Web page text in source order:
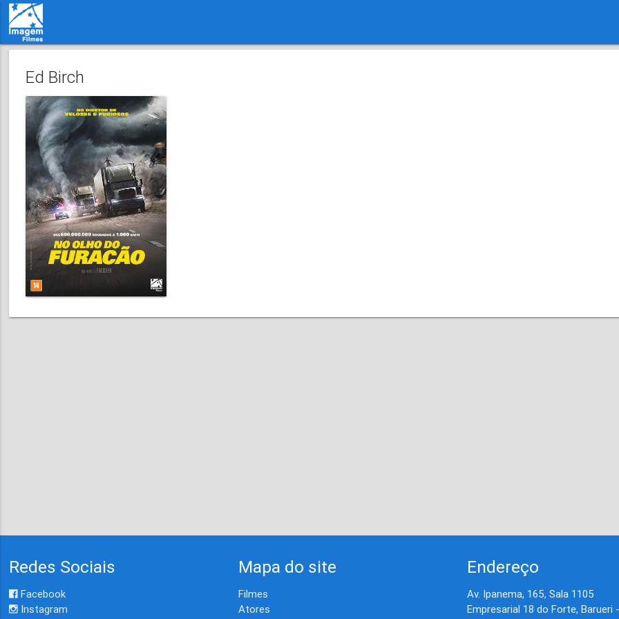
Ed Birch
Redes Sociais
Facebook
Instagram
Mapa do site
Filmes
Atores
Endereço
Av. Ipanema, 165, Sala 1105
Empresarial 18 do Forte, Barueri